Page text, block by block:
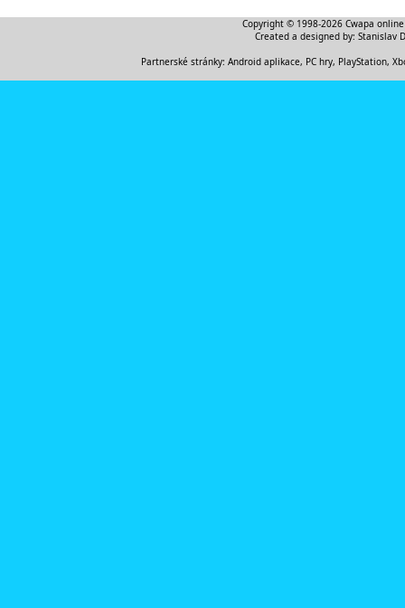
Copyright © 1998-2026 Cwapa
Created a designed by: Stanislav
Partnerské stránky: Android aplikace, PC hry, PlayStation,